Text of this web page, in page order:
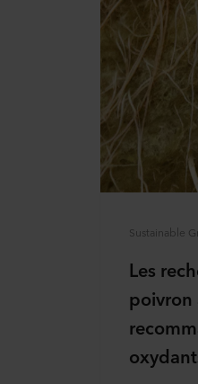
Sustainable
Les
poivron